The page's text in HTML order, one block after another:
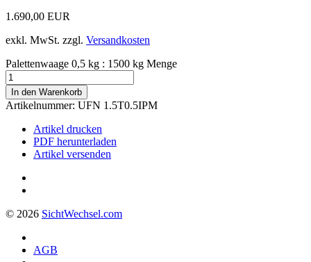
1.690,00 EUR
exkl. MwSt. zzgl. Versandkosten
Palettenwaage 0,5 kg : 1500 kg Menge
In den Warenkorb
Artikelnummer: UFN 1.5T0.5IPM
Artikel drucken
PDF herunterladen
Artikel versenden
© 2026 SichtWechsel.com
AGB